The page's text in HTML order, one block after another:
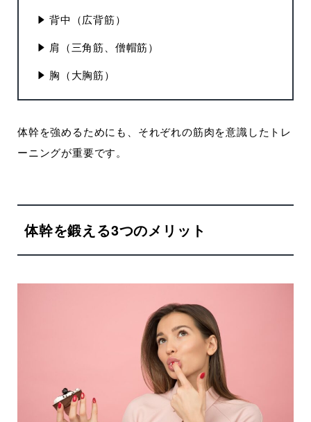
背中（広背筋）
肩（三角筋、僧帽筋）
胸（大胸筋）
体幹を強めるためにも、それぞれの筋肉を意識したトレ
ーニングが重要です。
体幹を鍛える3つのメリット